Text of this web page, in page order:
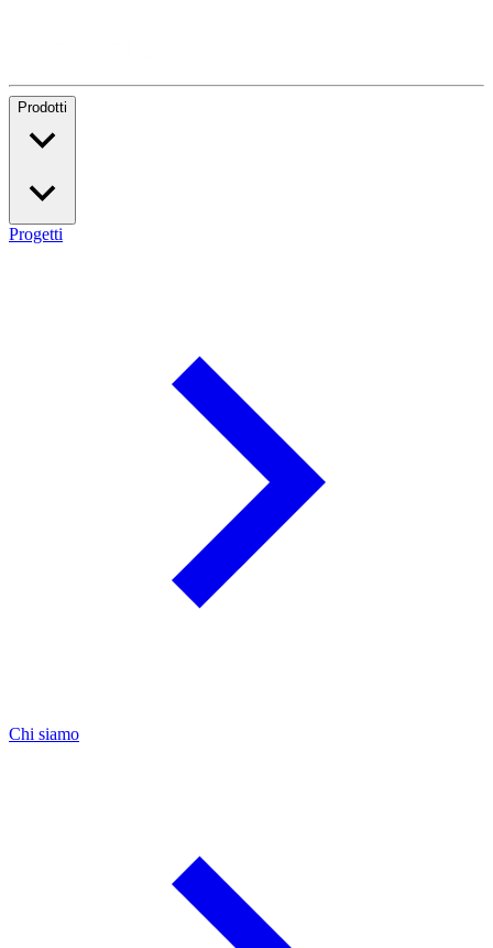
Prodotti
Progetti
Chi siamo